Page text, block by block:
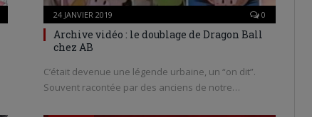
24 JANVIER 2019 0
Archive vidéo : le doublage de Dragon Ball
chez AB
C’était devenue une légende urbaine, un “on dit”.
Souvent racontée par des anciens de notre…